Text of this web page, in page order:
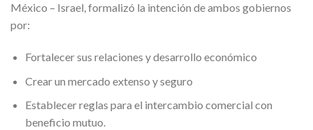
México – Israel, formalizó la intención de ambos gobiernos
por:
Fortalecer sus relaciones y desarrollo económico
Crear un mercado extenso y seguro
Establecer reglas para el intercambio comercial con
beneficio mutuo.